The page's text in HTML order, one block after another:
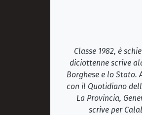
Classe 1982, è
diciottenne scrive
Borghese e lo Stato.
con il Quotidiano
La Provincia,
scrive per